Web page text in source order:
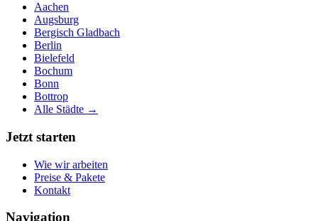
Aachen
Augsburg
Bergisch Gladbach
Berlin
Bielefeld
Bochum
Bonn
Bottrop
Alle Städte →
Jetzt starten
Wie wir arbeiten
Preise & Pakete
Kontakt
Navigation